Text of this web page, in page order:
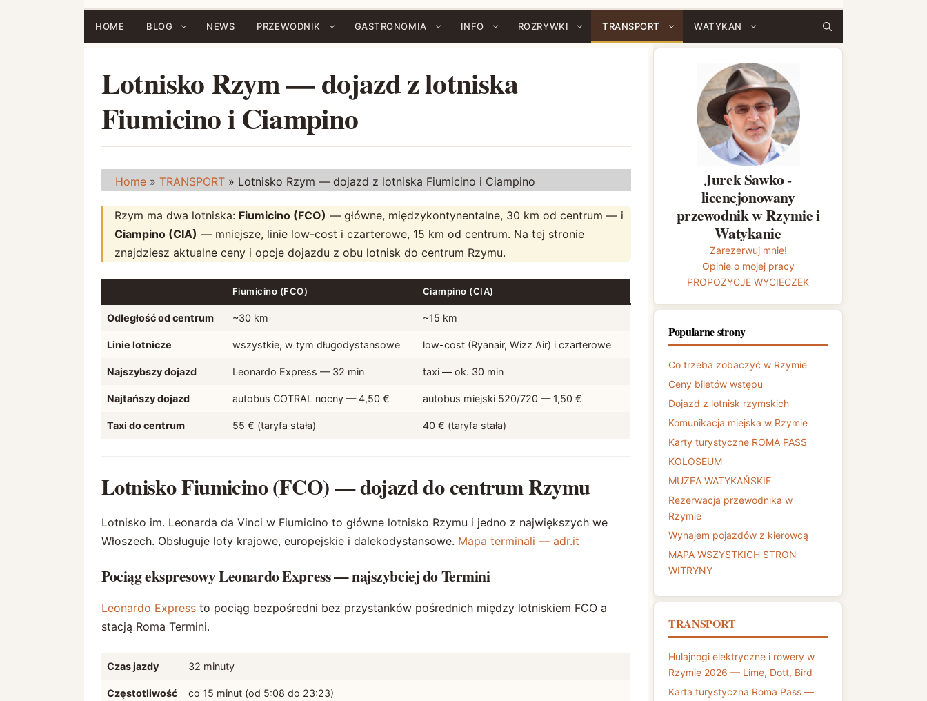
HOME BLOG NEWS PRZEWODNIK GASTRONOMIA INFO ROZRYWKI TRANSPORT WATYKAN
Lotnisko Rzym — dojazd z lotniska
Fiumicino i Ciampino
Home » TRANSPORT » Lotnisko Rzym — dojazd z lotniska Fiumicino i Ciampino
Rzym ma dwa lotniska: Fiumicino (FCO) — główne, międzykontynentalne, 30 km od centrum — i
Ciampino (CIA) — mniejsze, linie low-cost i czarterowe, 15 km od centrum. Na tej stronie
znajdziesz aktualne ceny i opcje dojazdu z obu lotnisk do centrum Rzymu.
Fiumicino (FCO) Ciampino (CIA)
Odległość od centrum ~30 km ~15 km
Linie lotnicze wszystkie, w tym długodystansowe low-cost (Ryanair, Wizz Air) i czarterowe
Najszybszy dojazd Leonardo Express — 32 min taxi — ok. 30 min
Najtańszy dojazd autobus COTRAL nocny — 4,50 € autobus miejski 520/720 — 1,50 €
Taxi do centrum 55 € (taryfa stała) 40 € (taryfa stała)
Lotnisko Fiumicino (FCO) — dojazd do centrum Rzymu
Lotnisko im. Leonarda da Vinci w Fiumicino to główne lotnisko Rzymu i jedno z największych we
Włoszech. Obsługuje loty krajowe, europejskie i dalekodystansowe. Mapa terminali — adr.it
Pociąg ekspresowy Leonardo Express — najszybciej do Termini
Leonardo Express to pociąg bezpośredni bez przystanków pośrednich między lotniskiem FCO a
stacją Roma Termini.
Czas jazdy 32 minuty
Częstotliwość co 15 minut (od 5:08 do 23:23)
Jurek Sawko -
licencjonowany
przewodnik w Rzymie i
Watykanie
Zarezerwuj mnie!
Opinie o mojej pracy
PROPOZYCJE WYCIECZEK
Popularne strony
Co trzeba zobaczyć w Rzymie
Ceny biletów wstępu
Dojazd z lotnisk rzymskich
Komunikacja miejska w Rzymie
Karty turystyczne ROMA PASS
KOLOSEUM
MUZEA WATYKAŃSKIE
Rezerwacja przewodnika w
Rzymie
Wynajem pojazdów z kierowcą
MAPA WSZYSTKICH STRON
WITRYNY
TRANSPORT
Hulajnogi elektryczne i rowery w
Rzymie 2026 — Lime, Dott, Bird
Karta turystyczna Roma Pass —